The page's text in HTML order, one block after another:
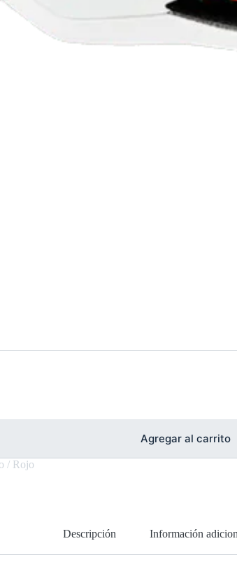
Agregar al carrito
/ Rojo
Descripción Información